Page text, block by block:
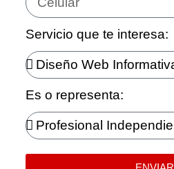
Servicio que te interesa:
Es o representa: